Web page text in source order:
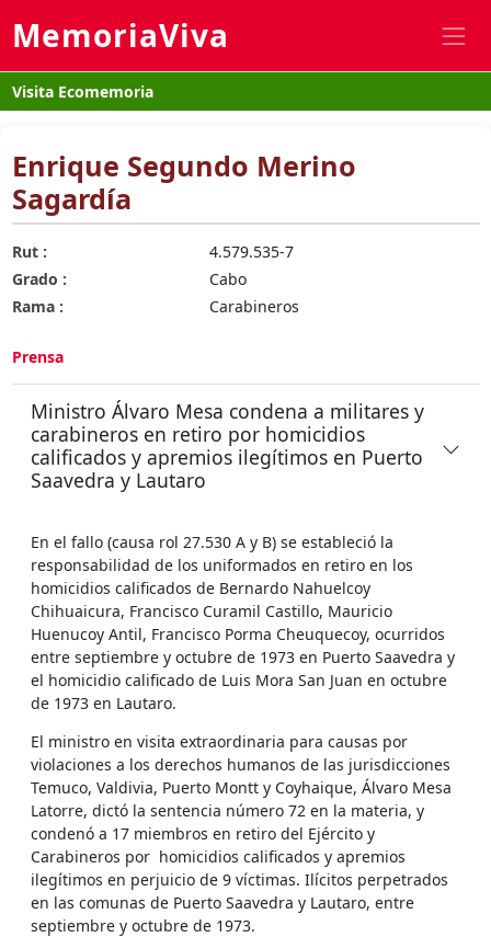
MemoriaViva
Visita Ecomemoria
Enrique Segundo Merino
Sagardía
Rut :
4.579.535-7
Grado :
Cabo
Rama :
Carabineros
Prensa
Ministro Álvaro Mesa condena a militares y
carabineros en retiro por homicidios
calificados y apremios ilegítimos en Puerto
Saavedra y Lautaro
En el fallo (causa rol 27.530 A y B) se estableció la
responsabilidad de los uniformados en retiro en los
homicidios calificados de Bernardo Nahuelcoy
Chihuaicura, Francisco Curamil Castillo, Mauricio
Huenucoy Antil, Francisco Porma Cheuquecoy, ocurridos
entre septiembre y octubre de 1973 en Puerto Saavedra y
el homicidio calificado de Luis Mora San Juan en octubre
de 1973 en Lautaro.
El ministro en visita extraordinaria para causas por
violaciones a los derechos humanos de las jurisdicciones
Temuco, Valdivia, Puerto Montt y Coyhaique, Álvaro Mesa
Latorre, dictó la sentencia número 72 en la materia, y
condenó a 17 miembros en retiro del Ejército y
Carabineros por homicidios calificados y apremios
ilegítimos en perjuicio de 9 víctimas. Ilícitos perpetrados
en las comunas de Puerto Saavedra y Lautaro, entre
septiembre y octubre de 1973.